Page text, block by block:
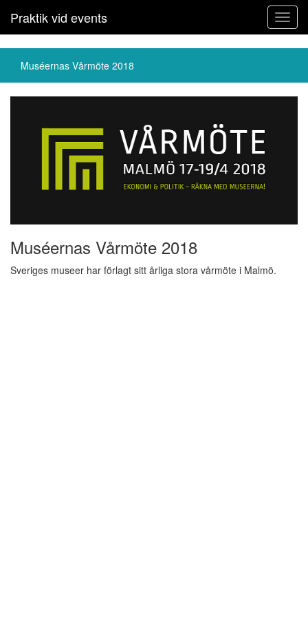
Praktik vid events
Muséernas Vårmöte 2018
Muséernas Vårmöte 2018
Sveriges museer har förlagt sitt årliga stora vårmöte i Malmö.